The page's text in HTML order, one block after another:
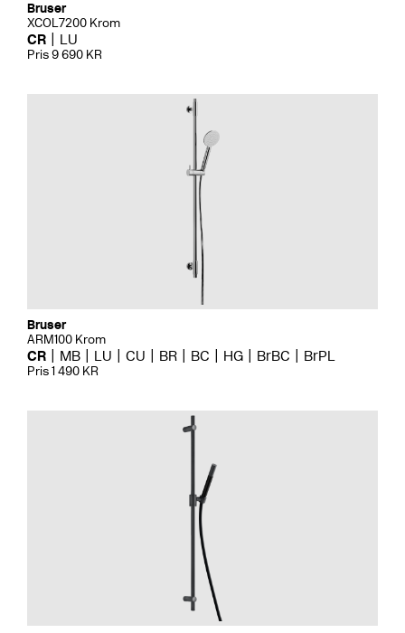
Bruser
XCOL7200 Krom
CR LU
Pris 9 690 KR
Bruser
ARM100 Krom
CR MB LU CU BR BC HG BrBC BrPL
Pris 1 490 KR